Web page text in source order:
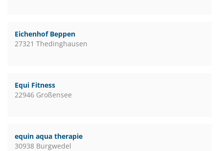
Eichenhof Beppen
27321 Thedinghausen
Equi Fitness
22946 Großensee
equin aqua therapie
30938 Burgwedel